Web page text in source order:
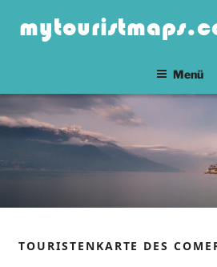
Inhalt
springen
Menü
TOURISTENKARTE DES